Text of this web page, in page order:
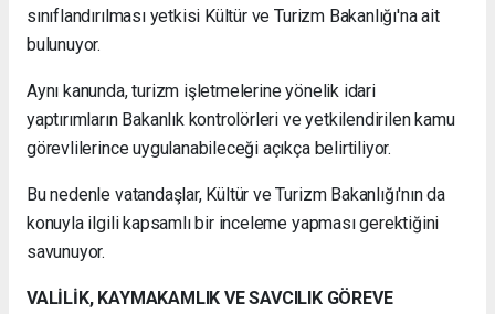
sınıflandırılması yetkisi Kültür ve Turizm Bakanlığı'na ait
bulunuyor.
Aynı kanunda, turizm işletmelerine yönelik idari
yaptırımların Bakanlık kontrolörleri ve yetkilendirilen kamu
görevlilerince uygulanabileceği açıkça belirtiliyor.
Bu nedenle vatandaşlar, Kültür ve Turizm Bakanlığı'nın da
konuyla ilgili kapsamlı bir inceleme yapması gerektiğini
savunuyor.
VALİLİK, KAYMAKAMLIK VE SAVCILIK GÖREVE